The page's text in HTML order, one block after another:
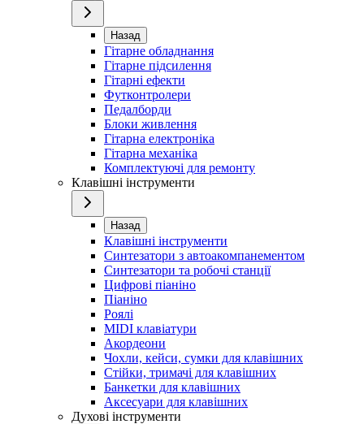
Назад
Гітарне обладнання
Гітарне підсилення
Гітарні ефекти
Футконтролери
Педалборди
Блоки живлення
Гітарна електроніка
Гітарна механіка
Комплектуючі для ремонту
Клавішні інструменти
Назад
Клавішні інструменти
Синтезатори з автоакомпанементом
Синтезатори та робочі станції
Цифрові піаніно
Піаніно
Роялі
MIDI клавіатури
Акордеони
Чохли, кейси, сумки для клавішних
Стійки, тримачі для клавішних
Банкетки для клавішних
Аксесуари для клавішних
Духові інструменти